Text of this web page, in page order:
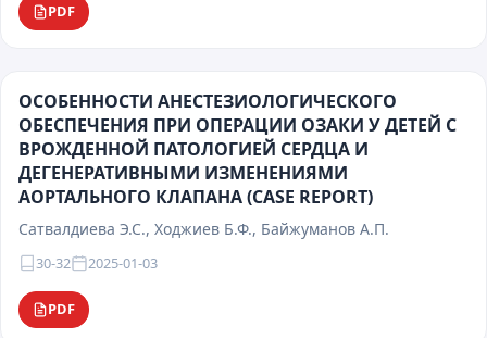
PDF
ОСОБЕННОСТИ АНЕСТЕЗИОЛОГИЧЕСКОГО
ОБЕСПЕЧЕНИЯ ПРИ ОПЕРАЦИИ ОЗАКИ У ДЕТЕЙ С
ВРОЖДЕННОЙ ПАТОЛОГИЕЙ СЕРДЦА И
ДЕГЕНЕРАТИВНЫМИ ИЗМЕНЕНИЯМИ
АОРТАЛЬНОГО КЛАПАНА (CASE REPORT)
Сатвалдиева Э.С., Ходжиев Б.Ф., Байжуманов А.П.
30-32 2025-01-03
PDF